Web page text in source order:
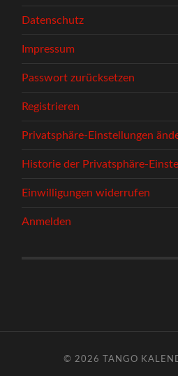
Datenschutz
Impressum
Passwort zurücksetzen
Registrieren
Privatsphäre-Einstellungen
Historie der Privatsphäre-
Einwilligungen widerrufen
Anmelden
© 2026 TANGO